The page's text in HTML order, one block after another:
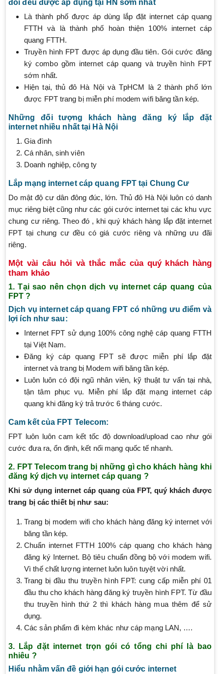
đổi đều được áp dụng tại HN sớm nhất
Là thành phố được áp dùng lắp đặt internet cáp quang
FTTH và là thành phố hoàn thiện 100% internet cáp
quang FTTH.
Truyền hình FPT được áp dụng đầu tiên. Gói cước đăng
ký combo gồm internet cáp quang và truyền hình FPT
sớm nhất.
Hiện tại, thủ đô Hà Nội và TpHCM là 2 thành phố lớn
được FPT trang bị miễn phí modem wifi băng tần kép.
Những đối tượng khách hàng đăng ký lắp đặt
internet nhiều nhất tại Hà Nội
Gia đình
Cá nhân, sinh viên
Doanh nghiệp, công ty
Lắp mạng internet cáp quang FPT tại Chung Cư
Do mật độ cư dân đông đúc, lớn. Thủ đô Hà Nội luôn có danh
mục riêng biệt cũng như các gói cước internet tại các khu vực
chung cư riêng. Theo đó , khi quý khách hàng lắp đặt internet
FPT tại chung cư đều có giá cước riêng và những ưu đãi
riêng.
Một vài câu hỏi và thắc mắc của quý khách hàng
tham khảo
1. Tại sao nên chọn dịch vụ internet cáp quang của
FPT ?
Dịch vụ internet cáp quang FPT có những ưu điểm và
lợi ích như sau:
Internet FPT sử dụng 100% công nghệ cáp quang FTTH
tại Việt Nam.
Đăng ký cáp quang FPT sẽ được miễn phí lắp đặt
internet và trang bị Modem wifi băng tần kép.
Luôn luôn có đội ngũ nhân viên, kỹ thuật tư vấn tại nhà,
tận tâm phục vụ. Miễn phí lắp đặt mạng internet cáp
quang khi đăng ký trả trước 6 tháng cước.
Cam kết của FPT Telecom:
FPT luôn luôn cam kết tốc độ download/upload cao như gói
cước đưa ra, ổn định, kết nối mạng quốc tế nhanh.
2. FPT Telecom trang bị những gì cho khách hàng khi
đăng ký dịch vụ internet cáp quang ?
Khi sử dụng internet cáp quang của FPT, quý khách được
trang bị các thiết bị như sau:
Trang bị modem wifi cho khách hàng đăng ký internet với
băng tần kép.
Chuẩn internet FTTH 100% cáp quang cho khách hàng
đăng ký Internet. Bộ tiêu chuẩn đồng bộ với modem wifi.
Vì thế chất lượng internet luôn luôn tuyệt vời nhất.
Trang bị đầu thu truyền hình FPT: cung cấp miễn phí 01
đầu thu cho khách hàng đăng ký truyền hình FPT. Từ đầu
thu truyền hình thứ 2 thì khách hàng mua thêm để sử
dụng.
Các sản phẩm đi kèm khác như cáp mạng LAN, ….
3. Lắp đặt internet trọn gói có tổng chi phí là bao
nhiêu ?
Hiểu nhằm vấn đề giới hạn gói cước internet